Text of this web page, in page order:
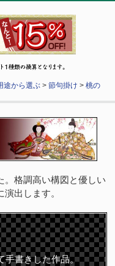
途から選ぶ >節句掛け >桃の
。格調高い構図と優しい
出します。
手書きした作品。